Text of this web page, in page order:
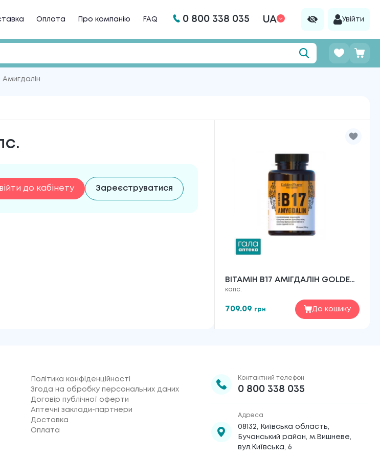
Оплата Про компанію FAQ 0 800 338 035 UA Увійти
Амигдалін
до кабінету Зареєструватися
ВІТАМІН В17 АМІГДАЛІН GOLDEN
PHARM КАПСУЛИ ПО 350 МГ
№60
капс.
709.09 грн До кошику
Політика конфіденційності
Згода на обробку персональних даних
Договір публічної оферти
Аптечні заклади-партнери
Доставка
Оплата
Контактний телефон
0 800 338 035
Адреса
08132, Київська область,
Бучанський район, м.Вишневе,
вул.Київська, 6